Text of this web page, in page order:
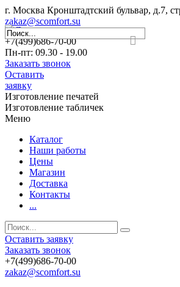
г. Москва Кронштадтский бульвар, д.7,
zakaz@scomfort.su
+7(499)686-70-00
Пн-пт: 09.30 - 19.00
Заказать звонок
Оставить
заявку
Изготовление печатей
Изготовление табличек
Меню
Каталог
Наши работы
Цены
Магазин
Доставка
Контакты
...
Оставить заявку
Заказать звонок
+7(499)686-70-00
zakaz@scomfort.su